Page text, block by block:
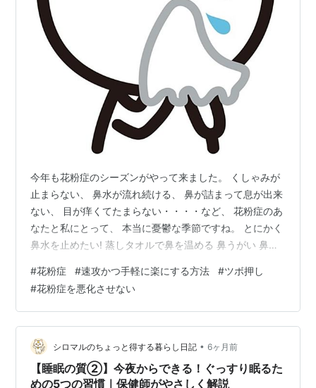
今年も花粉症のシーズンがやって来ました。 くしゃみが
止まらない、 鼻水が流れ続ける、 鼻が詰まって息が出来
ない、 目が痒くてたまらない・・・・など、 花粉症のあ
なたと私にとって、 本当に憂鬱な季節ですね。 とにかく
鼻水を止めたい! 蒸しタオルで鼻を温める 鼻うがい 鼻
で鼻を温める 脇の下を圧迫 詰まっている側を上にして寝
る 点鼻薬 医療機関を受診 とにかく目が痒くてたまらな
い 目を冷やす 目を洗う 点眼薬をさす とりあえずツボを
押してみる 迎香（げいこう） 印堂（いんどう） 鼻通
（びつう） 晴明（せいめい） 攅竹（さんちく） 大椎
（だいつい…
#花粉症 #速攻かつ手軽に楽にする方法 #ツボ押し
#花粉症を悪化させない
シロマルのちょっと得する暮らし日記 • 6ヶ月前
【睡眠の質②】今夜からできる！ぐっすり眠るた
めの5つの習慣｜保健師がやさしく解説